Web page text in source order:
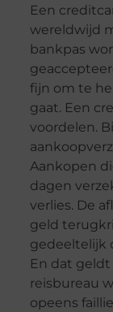
Een
wereldwijd
bankpas
fijn om te
gaat. Een
voordelen.
Aankopen
dagen
verlies. De
geld
gedeeltelijk
En dat geldt
reisbureau
opeens